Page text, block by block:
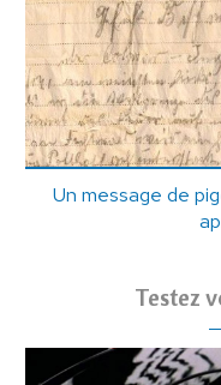
Un message de
Testez